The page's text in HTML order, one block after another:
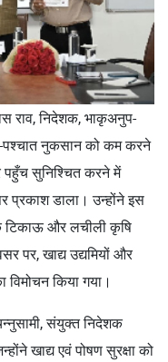
राव, निदेशक, भाकृअनुप-
पश्चात नुकसान को कम करने
पहुँच सुनिश्चित करने में
प्रकाश डाला। उन्होंने इस
टिकाऊ और लचीली कृषि
पर, खाद्य उद्यमियों और
विमोचन किया गया।
संयुक्त निदेशक
खाद्य एवं पोषण सुरक्षा को